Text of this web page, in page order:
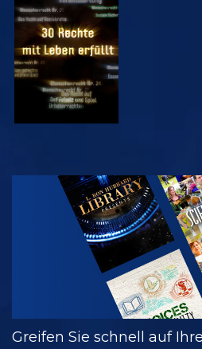
ANSEHEN
ANSEHEN
Greifen Sie schnell auf